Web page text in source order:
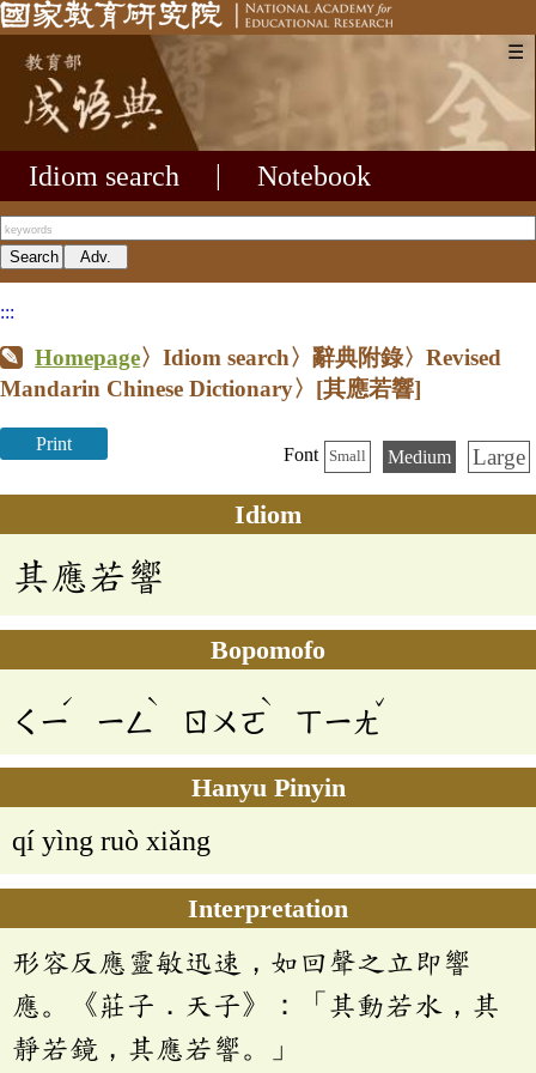
☰
Idiom search Notebook
:::
Homepage〉Idiom search〉辭典附錄〉Revised
Mandarin Chinese Dictionary〉 [其應若響]
Print
Font Small Medium Large
Idiom
其應若響
Bopomofo
ㄑㄧ
ˊ
ㄧㄥ
ˋ
ㄖㄨㄛ
ˋ
ㄒㄧㄤ
ˇ
Hanyu Pinyin
qí yìng ruò xiǎng
Interpretation
形容反應靈敏迅速，如回聲之立即響
應。《莊子．天子》：「其動若水，其
靜若鏡，其應若響。」